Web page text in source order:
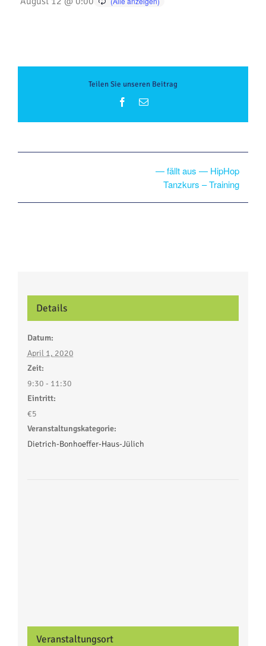
Teilen Sie unseren Beitrag
Facebook
E-
— fällt aus — HipHop
Tanzkurs – Training
Details
Datum:
April 1, 2020
Zeit:
9:30 - 11:30
Eintritt:
€5
Veranstaltungskategorie:
Dietrich-Bonhoeffer-Haus-Jülich
Veranstaltungsort